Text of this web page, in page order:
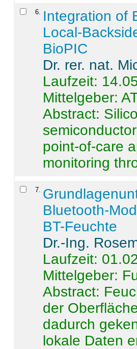
6
Integration of
Local-
BioPIC
Dr. rer. nat.
Laufzeit:
Mittelgeber:
Abstract:
point-of-care
monitoring
7
Bluetooth-
BT-Feuchte
Dr.-Ing.
Laufzeit:
Mittelgeber:
Abstract:
der
dadurch
lokale Daten